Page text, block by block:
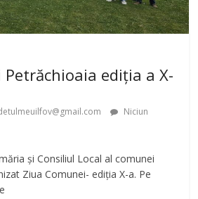
ediția a X-
Niciun
și Consiliul Local al comunei
Ziua Comunei- ediția X-a. Pe